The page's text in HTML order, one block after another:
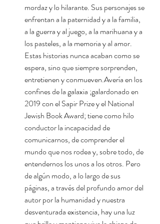
mordaz y lo hilarante. Sus personajes se
enfrentan a la paternidad y a la familia,
a la guerra y al juego, a la marihuana y a
los pasteles, a la memoria y al amor.
Estas historias nunca acaban como se
espera, sino que siempre sorprenden,
entretienen y conmueven.Avería en los
confines de la galaxia ;galardonado en
2019 con el Sapir Prize y el National
Jewish Book Award; tiene como hilo
conductor la incapacidad de
comunicarnos, de comprender el
mundo que nos rodea y, sobre todo, de
entendernos los unos a los otros. Pero
de algún modo, a lo largo de sus
páginas, a través del profundo amor del
autor por la humanidad y nuestra
desventurada existencia, hay una luz